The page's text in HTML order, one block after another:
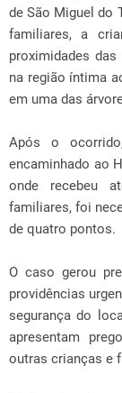
de São Miguel do
familiares, a
proximidades
na região íntima
em uma das
Após o
encaminhado ao
onde recebeu
familiares, foi
de quatro pontos.
O caso gerou
providências
segurança do
apresentam
outras crianças e